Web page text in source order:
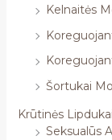
Kelnaitės
Šortukai
Krūtinės
Seksualūs